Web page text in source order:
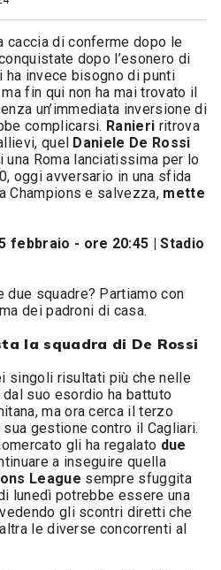
caccia di conferme dopo le
dopo l’esonero di
ha invece bisogno di punti
fin qui non ha mai trovato il
un’immediata inversione di
complicarsi. Ranieri ritrova
quel Daniele De Rossi
Roma lanciatissima per lo
oggi avversario in una sfida
Champions e salvezza, mette
febbraio - ore 20:45 | Stadio
due squadre? Partiamo con
dei padroni di casa.
la squadra di De Rossi
singoli risultati più che nelle
suo esordio ha battuto
ma ora cerca il terzo
gestione contro il Cagliari.
gli ha regalato due
a inseguire quella
League sempre sfuggita
lunedì potrebbe essere una
gli scontri diretti che
le diverse concorrenti al